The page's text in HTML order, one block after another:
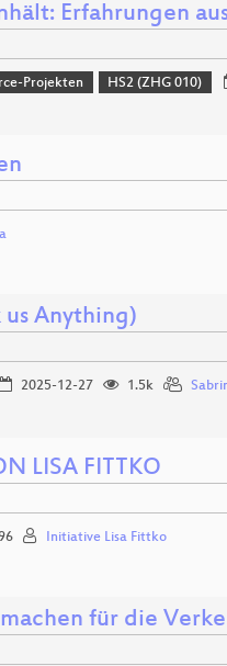
Erfahrungen
Projekten HS2 (ZHG 010)
us Anything)
2025-12-27 1.5k
LISA FITTKO
Initiative Lisa Fittko
für die